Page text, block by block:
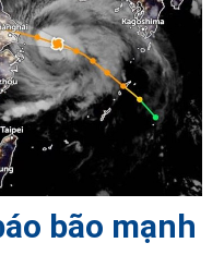
bão mạnh